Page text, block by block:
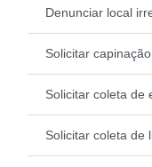
Denunciar local
Solicitar
Solicitar coleta de
Solicitar coleta de